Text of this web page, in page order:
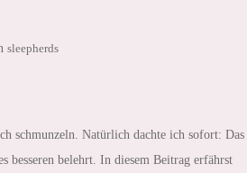
sleepherds
schmunzeln. Natürlich dachte ich sofort: Das
besseren belehrt. In diesem Beitrag erfährst